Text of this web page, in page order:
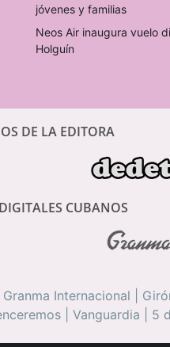
jóvenes y familias
Neos Air inaugura vuelo
Holguín
DE LA EDITORA
CUBANOS
Granma Internacional
| Vanguardia 5